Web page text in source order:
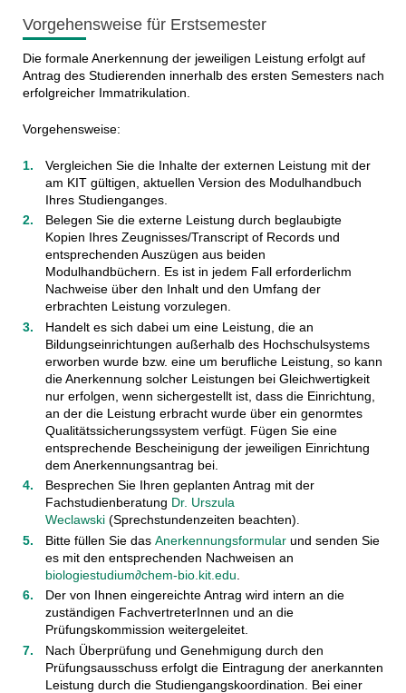
Vorgehensweise für Erstsemester
Die formale Anerkennung der jeweiligen Leistung erfolgt auf
Antrag des Studierenden innerhalb des ersten Semesters nach
erfolgreicher Immatrikulation.
Vorgehensweise:
Vergleichen Sie die Inhalte der externen Leistung mit der
am KIT gültigen, aktuellen Version des Modulhandbuch
Ihres Studienganges.
Belegen Sie die externe Leistung durch beglaubigte
Kopien Ihres Zeugnisses/Transcript of Records und
entsprechenden Auszügen aus beiden
Modulhandbüchern. Es ist in jedem Fall erforderlichm
Nachweise über den Inhalt und den Umfang der
erbrachten Leistung vorzulegen.
Handelt es sich dabei um eine Leistung, die an
Bildungseinrichtungen außerhalb des Hochschulsystems
erworben wurde bzw. eine um berufliche Leistung, so kann
die Anerkennung solcher Leistungen bei Gleichwertigkeit
nur erfolgen, wenn sichergestellt ist, dass die Einrichtung,
an der die Leistung erbracht wurde über ein genormtes
Qualitätssicherungssystem verfügt. Fügen Sie eine
entsprechende Bescheinigung der jeweiligen Einrichtung
dem Anerkennungsantrag bei.
Besprechen Sie Ihren geplanten Antrag mit der
Fachstudienberatung Dr. Urszula
Weclawski(Sprechstundenzeiten beachten).
Bitte füllen Sie das Anerkennungsformularund senden Sie
es mit den entsprechenden Nachweisen an
biologiestudium∂chem-bio.kit.edu
Der von Ihnen eingereichte Antrag wird intern an die
zuständigen FachvertreterInnen und an die
Prüfungskommission weitergeleitet.
Nach Überprüfung und Genehmigung durch den
Prüfungsausschuss erfolgt die Eintragung der anerkannten
Leistung durch die Studiengangskoordination. Bei einer